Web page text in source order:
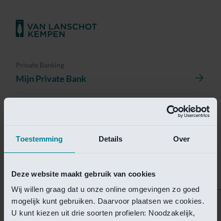
Toestemming Details Over
Deze website maakt gebruik van cookies
Wij willen graag dat u onze online omgevingen zo goed
mogelijk kunt gebruiken. Daarvoor plaatsen we cookies.
U kunt kiezen uit drie soorten profielen: Noodzakelijk,
Private Banking
Mijn Private Bank
Helaas is deze pagina